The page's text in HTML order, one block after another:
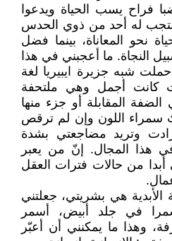
فراح يسب الحياة ويدعوا
له أحد من ذوي الحدس
نحو المعاناة، بينما فضل
النجاة. ما أعجبني في هذا
شبه جزيرة ايبيريا لغة
كانت أجمل وهي ملتحفة
الضفة المقابلة أو جزء منها
سمراء اللون وإن لم ترقص
وتريد مضاجعتي بشدة
في هذا المجال. إنّ من يعبر
أبدا من حالات فترات العقل
هي بشريتي، جعلتني
في جلد أبيض، أسمر
وهذا ما يمكنني أن أعبّر